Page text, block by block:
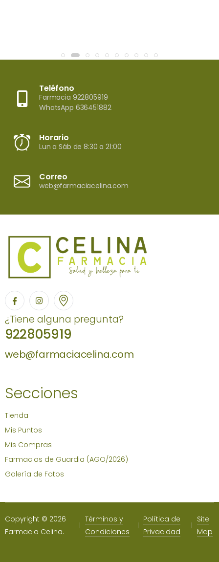
Teléfono
Farmacia 922805919
WhatsApp 636451882
Horario
Lun a Sáb de 8:30 a 21:00
Correo
web@farmaciacelina.com
¿Tiene alguna pregunta?
922805919
web@farmaciacelina.com
Secciones
Tienda
Mis Puntos
Mis Compras
Farmacias de Guardia (AGO/2026)
Galería de Fotos
Copyright © 2026
Farmacia Celina.
Términos y
Condiciones
Política de
Privacidad
Site
Map